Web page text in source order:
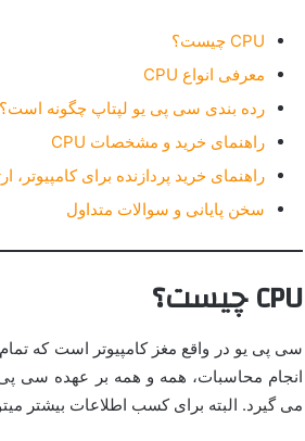
CPU چیست؟
معرفی انواع CPU
رده بندی سی پی یو لپتاپ چگونه است؟
راهنمای خرید و مشخصات CPU
راهنمای خرید پردازنده برای
سخن پایانی و سوالات متداول
CPU چیست؟
سی پی یو در واقع مغز کامپیوتر است که
انجام محاسبات، همه و همه بر عهده سی
می گیرد. البته برای کسب اطلاعات بیشتر
لپ تاپ گیمینگ لپ تاپ لمسی